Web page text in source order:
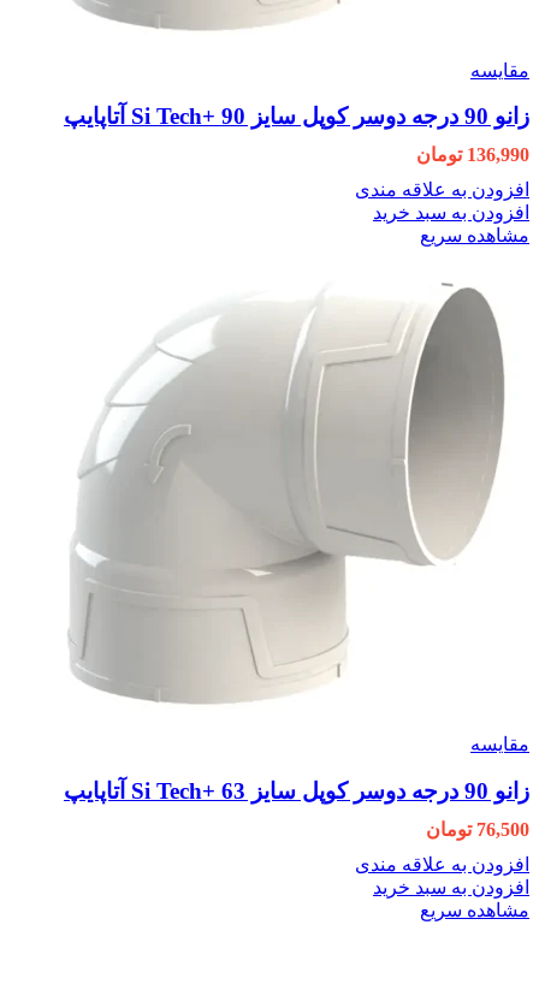
مقایسه
زانو 90 درجه دوسر کوپل سایز 90 +Si Tech آتاپایپ
136,990 تومان
افزودن به علاقه مندی
افزودن به سبد خرید
مشاهده سریع
مقایسه
زانو 90 درجه دوسر کوپل سایز 63 +Si Tech آتاپایپ
76,500 تومان
افزودن به علاقه مندی
افزودن به سبد خرید
مشاهده سریع